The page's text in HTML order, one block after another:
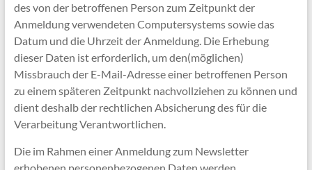
des von der betroffenen Person zum Zeitpunkt der
Anmeldung verwendeten Computersystems sowie das
Datum und die Uhrzeit der Anmeldung. Die Erhebung
dieser Daten ist erforderlich, um den(möglichen)
Missbrauch der E-Mail-Adresse einer betroffenen Person
zu einem späteren Zeitpunkt nachvollziehen zu können und
dient deshalb der rechtlichen Absicherung des für die
Verarbeitung Verantwortlichen.
Die im Rahmen einer Anmeldung zum Newsletter